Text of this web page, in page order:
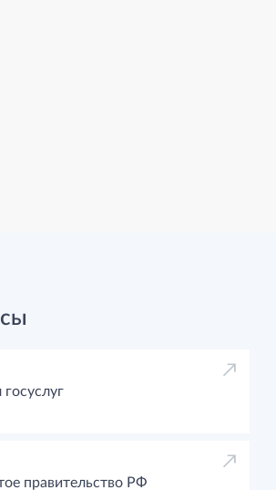
госуслуг
правительство РФ